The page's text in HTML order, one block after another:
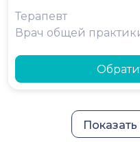
Терапевт
Врач общей